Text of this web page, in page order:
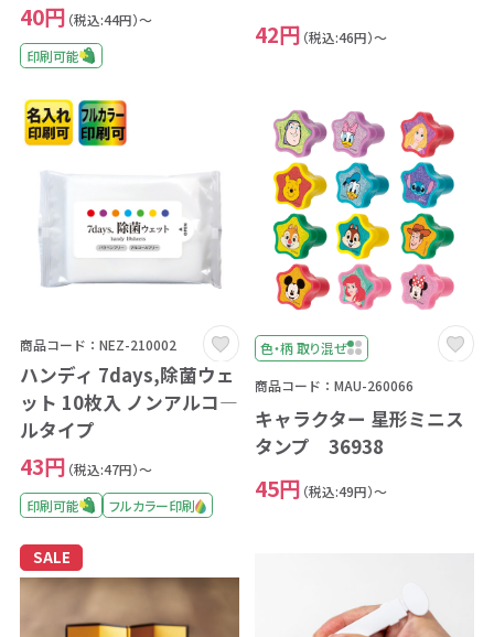
40円 （税込:44円）～
印刷可能
42円 （税込:46円）～
商品コード：NEZ-210002
ハンディ 7days,除菌ウェ
ット 10枚入 ノンアルコ―
ルタイプ
43円 （税込:47円）～
印刷可能
フルカラー印刷
色・柄 取り混ぜ
商品コード：MAU-260066
キャラクター 星形ミニス
タンプ 36938
45円 （税込:49円）～
SALE